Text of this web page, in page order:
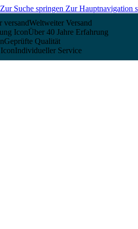
Zur Suche springen Zur Hauptnavigation
Weltweiter Versand
Über 40 Jahre Erfahrung
Geprüfte Qualität
Individueller Service